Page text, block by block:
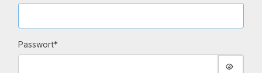
Passwort*